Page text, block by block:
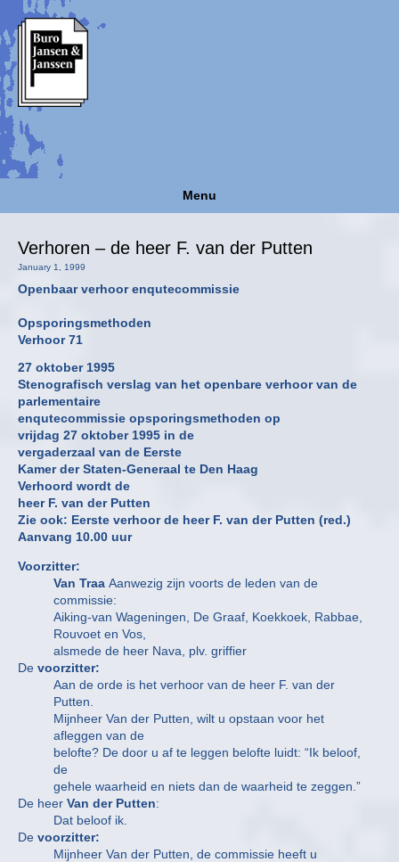
Menu
Verhoren – de heer F. van der Putten
January 1, 1999
Openbaar verhoor enqutecommissie
Opsporingsmethoden
Verhoor 71
27 oktober 1995
Stenografisch verslag van het openbare verhoor van de
parlementaire
enqutecommissie opsporingsmethoden op
vrijdag 27 oktober 1995 in de
vergaderzaal van de Eerste
Kamer der Staten-Generaal te Den Haag
Verhoord wordt de
heer F. van der Putten
Zie ook: Eerste verhoor de heer F. van der Putten (red.)
Aanvang 10.00 uur
Voorzitter:
Van Traa Aanwezig zijn voorts de leden van de
commissie:
Aiking-van Wageningen, De Graaf, Koekkoek, Rabbae,
Rouvoet en Vos,
alsmede de heer Nava, plv. griffier
De voorzitter:
Aan de orde is het verhoor van de heer F. van der
Putten.
Mijnheer Van der Putten, wilt u opstaan voor het
afleggen van de
belofte? De door u af te leggen belofte luidt: “Ik beloof,
de
gehele waarheid en niets dan de waarheid te zeggen.”
De heer Van der Putten:
Dat beloof ik.
De voorzitter:
Mijnheer Van der Putten, de commissie heeft u